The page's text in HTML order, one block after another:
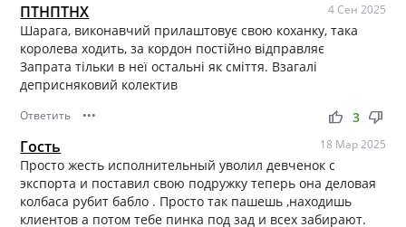
ПТНПТНХ 4 Сен 2025
Шарага, виконавчий прилаштовує свою коханку, така
королева ходить, за кордон постійно відправляє
Запрата тільки в неї остальні як сміття. Взагалі
деприсняковий колектив
Ответить ••• thumb_up thumb_down
3
Гость 18 Мар 2025
Просто жесть исполнительный уволил девченок с
экспорта и поставил свою подружку теперь она деловая
колбаса рубит бабло . Просто так пашешь ,находишь
клиентов а потом тебе пинка под зад и всех забирают.